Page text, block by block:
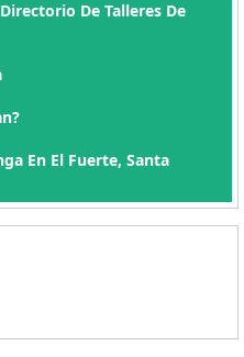
De Talleres De
En El Fuerte, Santa